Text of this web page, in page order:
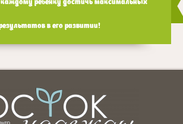
ребенку достичь максимальных
в его развитии!